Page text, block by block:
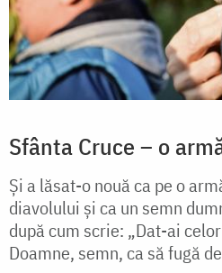
Sfânta Cruce – o
Și a lăsat-o nouă ca pe o
diavolului și ca un semn
după cum scrie: „Dat-ai
Doamne, semn, ca să fugă